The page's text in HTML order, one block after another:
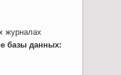
журналах
базы данных: